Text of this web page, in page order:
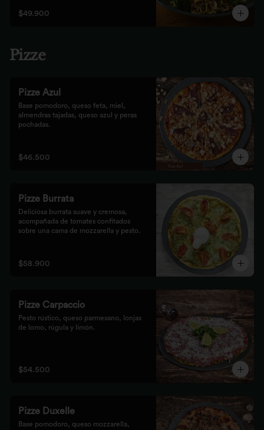
$49.900
Pizze
Pizze Azul
Base pomodoro, queso feta, miel,
almendras tajadas, queso azul y peras
pochadas.
$46.500
Pizze Burrata
Deliciosa burrata suave y cremosa,
acompañada de tomates confitados
sobre una cama de mozzarella y pesto.
$58.900
Pizze Carpaccio
Pesto rústico, queso parmesano, lonjas
de lomo, rúgula y limón.
$54.500
Pizze Duxelle
Base pomodoro, queso mozzarella,